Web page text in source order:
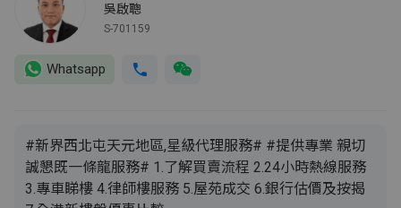
吳啟聰
S-701159
Whatsapp
#新界西北屯天元地區,星級代理服務# #提供專業 親切
誠懇既一條龍服務# 1.了解買賣流程 2.24小時熱線服務
3.專車睇樓 4.律師樓服務 5.屋苑成交 6.銀行估價及按揭